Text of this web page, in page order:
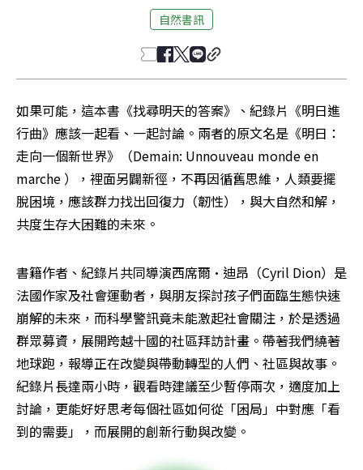
自然書訊
如果可能，這本書《找尋明天的答案》、紀錄片《明日進
行曲》應該一起看、一起討論。兩者的原文名是《明日：
走向一個新世界》（Demain: Unnouveau monde en
marche ），裡面另闢新徑，不再因循舊思維，人類要擺
脫困境，應該群力找出回復力（韌性），與大自然和解，
共度生存大困難的未來。
書籍作者、紀錄片共同導演西席爾·迪昂（Cyril Dion）是
法國作家及社會運動者，與朋友探討孩子們面臨生態快速
崩解的未來，而科學警訊竟未能激起社會關注，於是透過
群眾募資，展開跨越十國的社區拜訪計畫。帶著我們繞著
地球跑，報導正在改變與帶動轉型的人們、社區與故事。
紀錄片長達兩小時，觀看時建議至少暫停兩次，適度加上
討論，更能好好思考每個社區如何從「困局」中對應「看
到的需要」，而展開的創新行動與改變。